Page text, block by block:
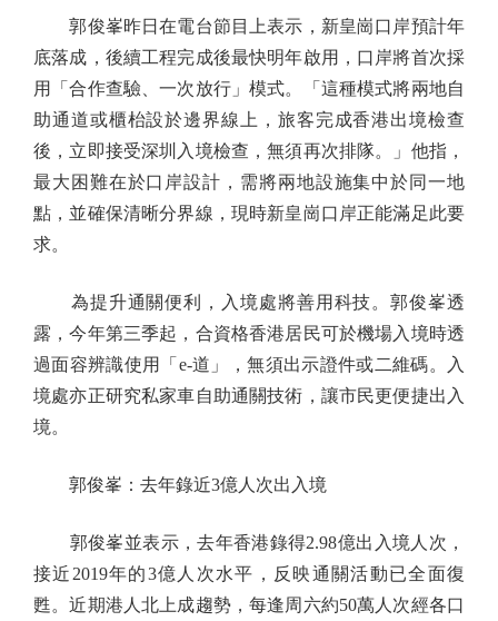
郭俊峯昨日在電台節目上表示，新皇崗口岸預計年
底落成，後續工程完成後最快明年啟用，口岸將首次採
用「合作查驗、一次放行」模式。「這種模式將兩地自
助通道或櫃枱設於邊界線上，旅客完成香港出境檢查
後，立即接受深圳入境檢查，無須再次排隊。」他指，
最大困難在於口岸設計，需將兩地設施集中於同一地
點，並確保清晰分界線，現時新皇崗口岸正能滿足此要
求。
為提升通關便利，入境處將善用科技。郭俊峯透
露，今年第三季起，合資格香港居民可於機場入境時透
過面容辨識使用「e-道」，無須出示證件或二維碼。入
境處亦正研究私家車自助通關技術，讓市民更便捷出入
境。
郭俊峯：去年錄近3億人次出入境
郭俊峯並表示，去年香港錄得2.98億出入境人次，
接近2019年的3億人次水平，反映通關活動已全面復
甦。近期港人北上成趨勢，每逢周六約50萬人次經各口